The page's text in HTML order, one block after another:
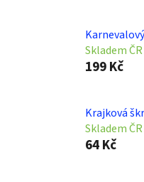
Skladem ČR
199 Kč
Krajková
Skladem ČR
64 Kč